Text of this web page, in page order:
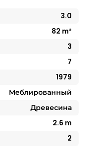
3.0
82 m²
3
7
1979
Меблированный
Древесина
2.6 m
2